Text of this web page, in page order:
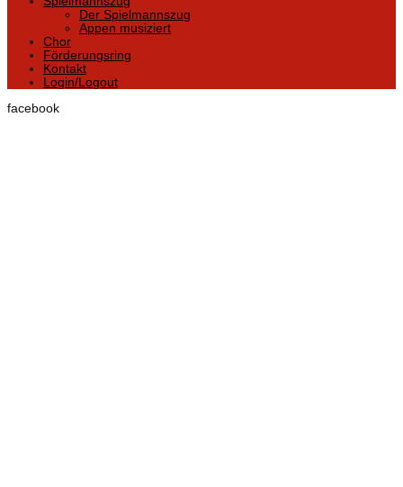
Der Spielmannszug
Appen musiziert
Chor
Förderungsring
Kontakt
Login/Logout
facebook